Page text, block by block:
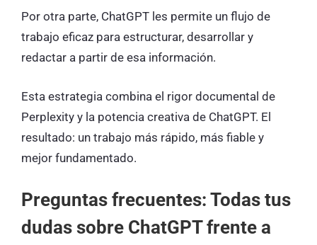
Por otra parte, ChatGPT les permite un flujo de
trabajo eficaz para estructurar, desarrollar y
redactar a partir de esa información.
Esta estrategia combina el rigor documental de
Perplexity y la potencia creativa de ChatGPT. El
resultado: un trabajo más rápido, más fiable y
mejor fundamentado.
Preguntas frecuentes: Todas tus
dudas sobre ChatGPT frente a